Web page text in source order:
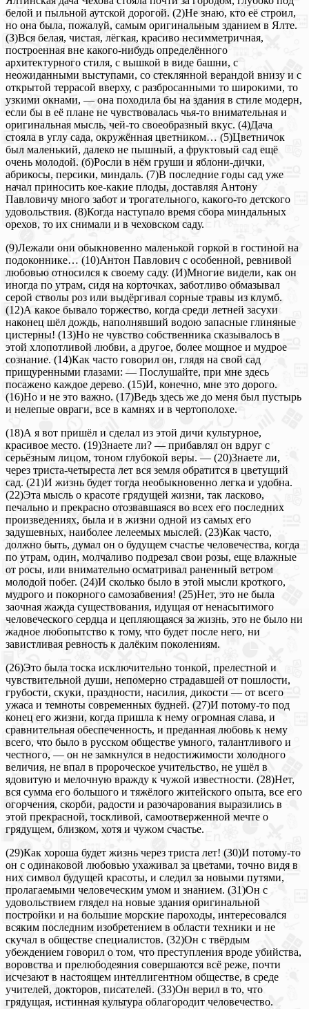
белой и пыльной аутской дорогой. (2)Не знаю, кто её строил,
но она была, пожалуй, самым оригинальным зданием в Ялте.
(З)Вся белая, чистая, лёгкая, красиво несимметричная,
построенная вне какого-нибудь определённого
архитектурного стиля, с вышкой в виде башни, с
неожиданными выступами, со стеклянной верандой внизу и с
открытой террасой вверху, с разбросанными то широкими, то
узкими окнами, — она походила бы на здания в стиле модерн,
если бы в её плане не чувствовалась чья-то внимательная и
оригинальная мысль, чей-то своеобразный вкус. (4)Дача
стояла в углу сада, окружённая цветником… (5)Цветничок
был маленький, далеко не пышный, а фруктовый сад ещё
очень молодой. (б)Росли в нём груши и яблони-дички,
абрикосы, персики, миндаль. (7)В последние годы сад уже
начал приносить кое-какие плоды, доставляя Антону
Павловичу много забот и трогательного, какого-то детского
удовольствия. (8)Когда наступало время сбора миндальных
орехов, то их снимали и в чеховском саду.
(9)Лежали они обыкновенно маленькой горкой в гостиной на
подоконнике… (10)Антон Павлович с особенной, ревнивой
любовью относился к своему саду. (И)Многие видели, как он
иногда по утрам, сидя на корточках, заботливо обмазывал
серой стволы роз или выдёргивал сорные травы из клумб.
(12)А какое бывало торжество, когда среди летней засухи
наконец шёл дождь, наполнявший водою запасные глиняные
цистерны! (13)Но не чувство собственника сказывалось в
этой хлопотливой любви, а другое, более мощное и мудрое
сознание. (14)Как часто говорил он, глядя на свой сад
прищуренными глазами: — Послушайте, при мне здесь
посажено каждое дерево. (15)И, конечно, мне это дорого.
(16)Но и не это важно. (17)Ведь здесь же до меня был пустырь
и нелепые овраги, все в камнях и в чертополохе.
(18)А я вот пришёл и сделал из этой дичи культурное,
красивое место. (19)3наете ли? — прибавлял он вдруг с
серьёзным лицом, тоном глубокой веры. — (20)3наете ли,
через триста-четыреста лет вся земля обратится в цветущий
сад. (21)И жизнь будет тогда необыкновенно легка и удобна.
(22)Эта мысль о красоте грядущей жизни, так ласково,
печально и прекрасно отозвавшаяся во всех его последних
произведениях, была и в жизни одной из самых его
задушевных, наиболее лелеемых мыслей. (23)Как часто,
должно быть, думал он о будущем счастье человечества, когда
по утрам, один, молчаливо подрезал свои розы, еще влажные
от росы, или внимательно осматривал раненный ветром
молодой побег. (24)И сколько было в этой мысли кроткого,
мудрого и покорного самозабвения! (25)Нет, это не была
заочная жажда существования, идущая от ненасытимого
человеческого сердца и цепляющаяся за жизнь, это не было ни
жадное любопытство к тому, что будет после него, ни
завистливая ревность к далёким поколениям.
(26)Это была тоска исключительно тонкой, прелестной и
чувствительной души, непомерно страдавшей от пошлости,
грубости, скуки, праздности, насилия, дикости — от всего
ужаса и темноты современных будней. (27)И потому-то под
конец его жизни, когда пришла к нему огромная слава, и
сравнительная обеспеченность, и преданная любовь к нему
всего, что было в русском обществе умного, талантливого и
честного, — он не замкнулся в недостижимости холодного
величия, не впал в пророческое учительство, не ушёл в
ядовитую и мелочную вражду к чужой известности. (28)Нет,
вся сумма его большого и тяжёлого житейского опыта, все его
огорчения, скорби, радости и разочарования выразились в
этой прекрасной, тоскливой, самоотверженной мечте о
грядущем, близком, хотя и чужом счастье.
(29)Как хороша будет жизнь через триста лет! (30)И потому-то
он с одинаковой любовью ухаживал за цветами, точно видя в
них символ будущей красоты, и следил за новыми путями,
пролагаемыми человеческим умом и знанием. (31)Он с
удовольствием глядел на новые здания оригинальной
постройки и на большие морские пароходы, интересовался
всяким последним изобретением в области техники и не
скучал в обществе специалистов. (32)Он с твёрдым
убеждением говорил о том, что преступления вроде убийства,
воровства и прелюбодеяния совершаются всё реже, почти
исчезают в настоящем интеллигентном обществе, в среде
учителей, докторов, писателей. (33)Он верил в то, что
грядущая, истинная культура облагородит человечество.